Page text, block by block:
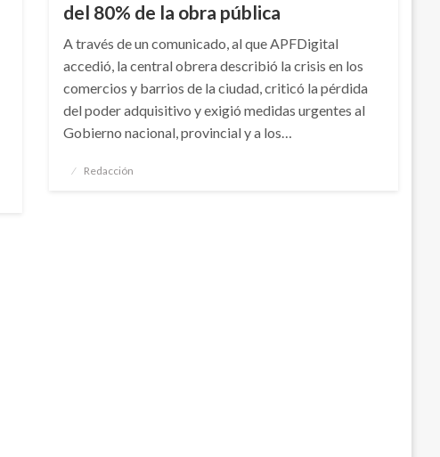
del 80% de la obra pública
A través de un comunicado, al que APFDigital
accedió, la central obrera describió la crisis en los
comercios y barrios de la ciudad, criticó la pérdida
del poder adquisitivo y exigió medidas urgentes al
Gobierno nacional, provincial y a los…
Publicado
Redacción